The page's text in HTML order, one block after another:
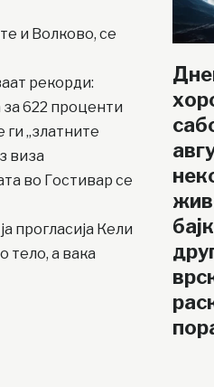
и Волково, се
рекорди:
622 проценти
„златните
виза
во Гостивар се
прогласија Кели
тело, а вака